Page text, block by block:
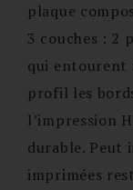
plaque
3 couches : 2
qui entourent
profil les
l’impression
durable. Peut
imprimées